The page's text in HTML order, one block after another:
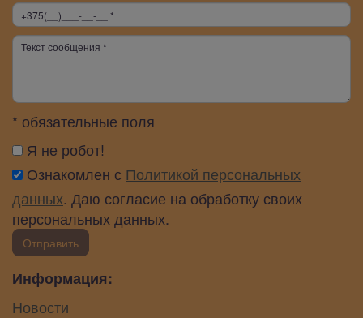
* обязательные поля
Я не робот!
Ознакомлен с Политикой персональных
данных. Даю согласие на обработку своих
персональных данных.
Отправить
Информация:
Новости